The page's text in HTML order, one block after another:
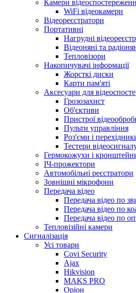
Камери
WiFi відеокамери
Відеореєстратори
Портативні
Нагрудні
Відеоняні та
Тепловізори
Накопичувачі інформації
Жорсткі диски
Карти пам'яті
Аксесуари для
Грозозахист
Об'єктиви
Пристрої
Пульти управління
Роз'єми і
Тестери
Гермокожухи і
ІЧ-прожектори
Автомобільні реєстратори
Зовнішні мікрофони
Передача відео
Передача відео по
Передача відео по
Передача відео по
Тепловізійні камери
Cигналізація
Усі товари
Covi Security
Ajax
Hikvision
MAKS PRO
Оріон